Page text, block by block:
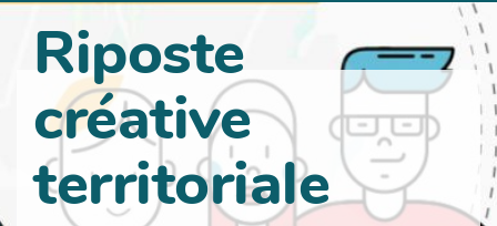
Riposte
créative
territoriale